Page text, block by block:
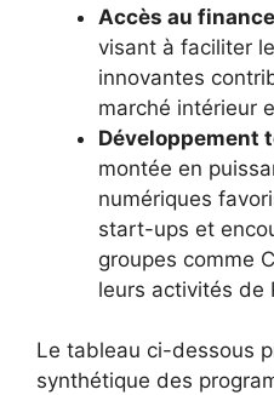
Accès au
visant à faciliter
innovantes
marché intérieur
Développement
montée en
numériques
start-ups et
groupes comme
leurs activités de
Le tableau ci-dessous
synthétique des